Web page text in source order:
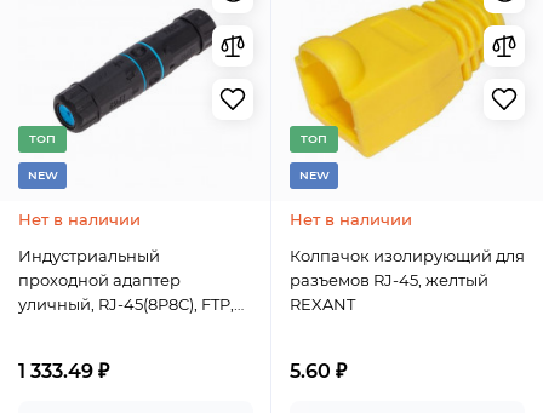
TОП
NEW
Нет в наличии
Индустриальный
проходной адаптер
уличный, RJ-45(8P8C), FTP,
1 333.49 ₽
TОП
NEW
Нет в наличии
Колпачок изолирующий для
разъемов RJ-45, желтый
REXANT
5.60 ₽